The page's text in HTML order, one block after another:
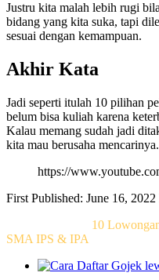
Justru kita malah lebih rugi
bidang yang kita suka, tapi
sesuai dengan kemampuan.
Akhir Kata
Jadi seperti itulah 10 pilihan
belum bisa kuliah karena
Kalau memang sudah jadi
kita mau berusaha mencarinya.
https://
First Published: June 16, 2022
10
SMA IPS & IPA